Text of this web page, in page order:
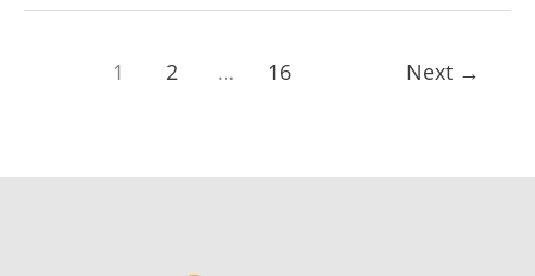
1 2 … 16 Next →